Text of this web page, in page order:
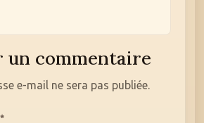
un commentaire
e-mail ne sera pas publiée.
*